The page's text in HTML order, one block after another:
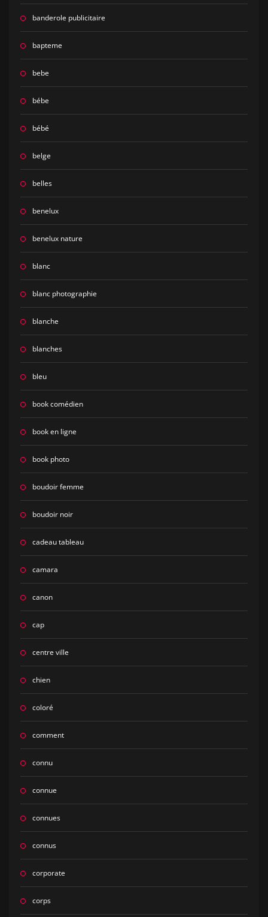
banderole publicitaire
bapteme
bebe
bébe
bébé
belge
belles
benelux
benelux nature
blanc
blanc photographie
blanche
blanches
bleu
book comédien
book en ligne
book photo
boudoir femme
boudoir noir
cadeau tableau
camara
canon
cap
centre ville
chien
coloré
comment
connu
connue
connues
connus
corporate
corps